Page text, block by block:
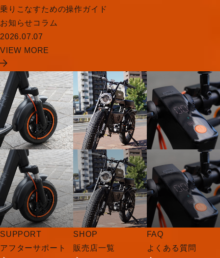
乗りこなすための操作ガイド
お知らせコラム
2026.07.07
VIEW MORE
SUPPORT
アフターサポート
SHOP
販売店一覧
FAQ
よくある質問